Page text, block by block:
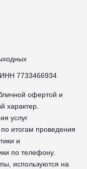
7733466934
офертой и
характер.
услуг
итогам проведения
и
по телефону.
используются на